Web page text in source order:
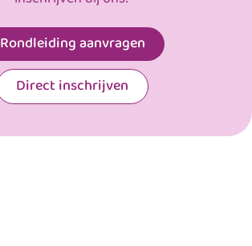
Rondleiding aanvragen
Direct inschrijven